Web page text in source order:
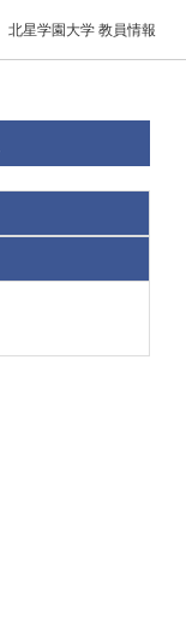
北星学園大学 教員情報